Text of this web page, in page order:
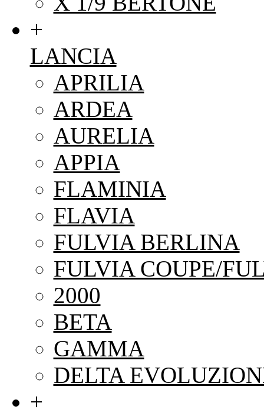
+
LANCIA
APRILIA
ARDEA
AURELIA
APPIA
FLAMINIA
FLAVIA
FULVIA BERLINA
FULVIA COUPE/
2000
BETA
GAMMA
DELTA
+